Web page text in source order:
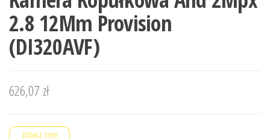
2.8 12Mm Provision
(DI320AVF)
626,07 zł
Zobacz cenę